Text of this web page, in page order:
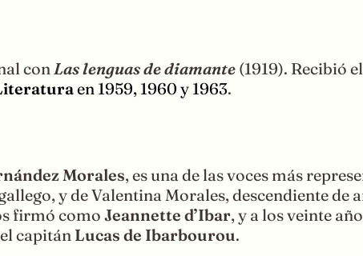
con Las lenguas de diamante (1919). Recibió
en 1959, 1960 y 1963.
Morales, es una de las voces más
y de Valentina Morales, descendiente
firmó como Jeannette d’Ibar, y a los veinte
capitán Lucas de Ibarbourou.